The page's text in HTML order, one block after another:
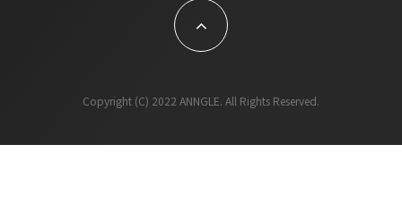
Copyright (C) 2022 ANNGLE. All Rights Reserved.